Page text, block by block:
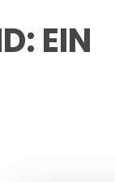
EIN